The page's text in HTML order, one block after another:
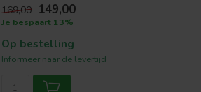
169,00 149,00
Je bespaart 13%
Op bestelling
Informeer naar de levertijd